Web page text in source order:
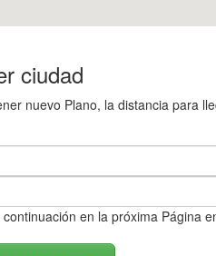
ciudad
nuevo Plano, la distancia para
en la próxima Página